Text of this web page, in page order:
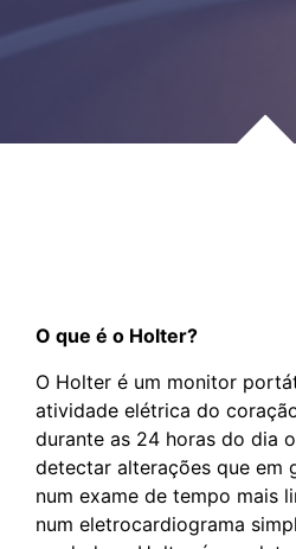
O que é o Holter?
O Holter é um monitor
atividade elétrica do
durante as 24 horas do dia
detectar alterações que em
num exame de tempo mais
num eletrocardiograma